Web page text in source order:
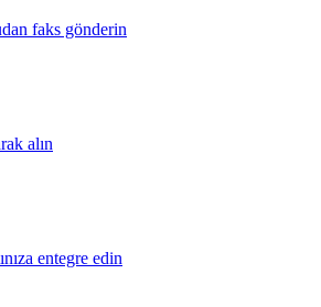
faks gönderin
alın
entegre edin